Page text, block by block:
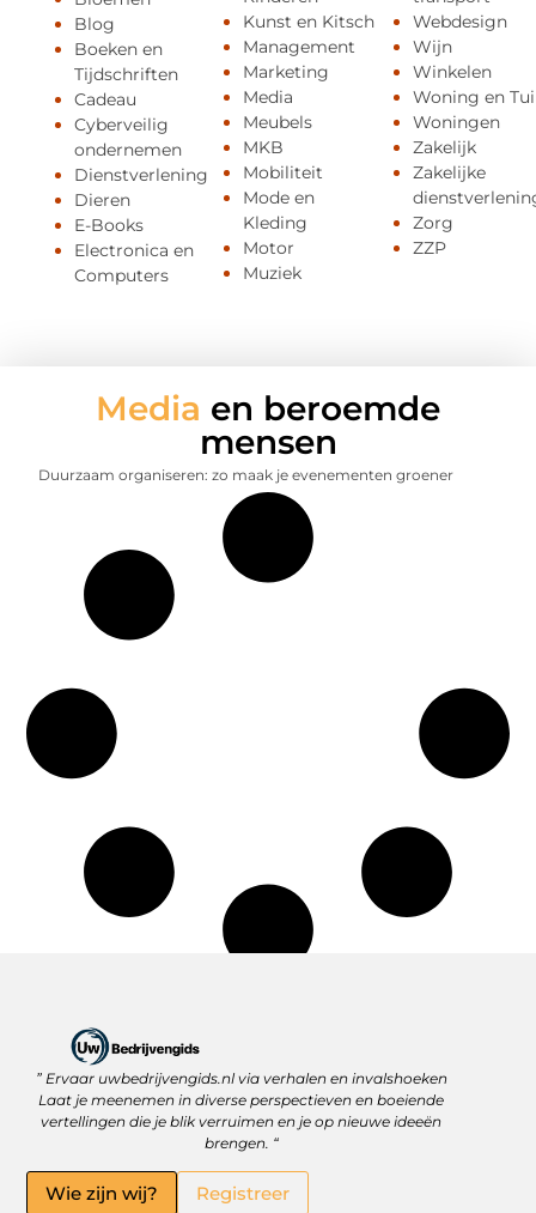
Blog
Boeken en
Tijdschriften
Cadeau
Cyberveilig
ondernemen
Dienstverlening
Dieren
E-Books
Electronica en
Computers
Kunst en Kitsch
Management
Marketing
Media
Meubels
MKB
Mobiliteit
Mode en
Kleding
Motor
Muziek
Webdesign
Wijn
Winkelen
Woning en
Woningen
Zakelijk
Zakelijke
Zorg
ZZP
Media en beroemde
mensen
Duurzaam organiseren: zo maak je evenementen groener
” Ervaar uwbedrijvengids.nl via verhalen en invalshoeken
Laat je meenemen in diverse perspectieven en boeiende
vertellingen die je blik verruimen en je op nieuwe ideeën
brengen. “
Wie zijn wij? Registreer